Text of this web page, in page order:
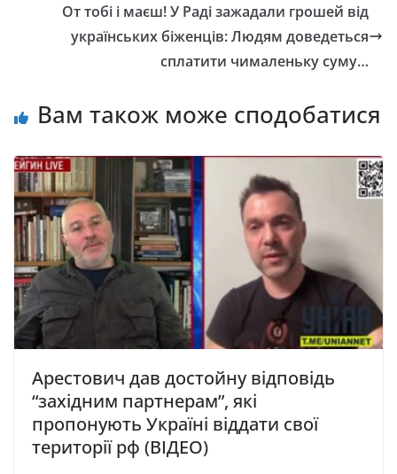
От тобі і маєш! У Раді зажадали грошей від
українських біженців: Людям доведеться
сплатити чималеньку суму…
Вам також може сподобатися
Арестович дав достойну відповідь
“західним партнерам”, які
пропонують Україні віддати свої
території рф (ВІДЕО)